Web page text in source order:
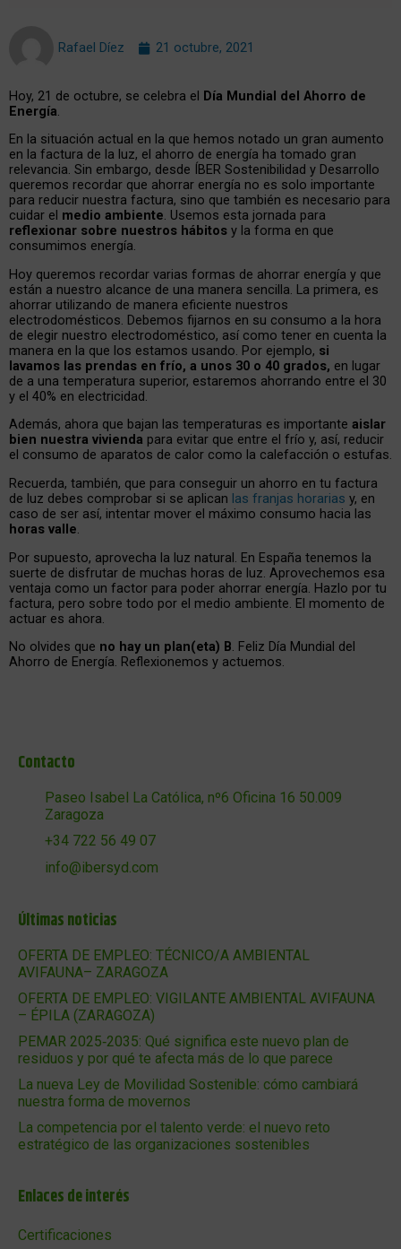
Rafael Díez 21 octubre, 2021
Hoy, 21 de octubre, se celebra el Día Mundial del Ahorro de
Energía.
En la situación actual en la que hemos notado un gran aumento
en la factura de la luz, el ahorro de energía ha tomado gran
relevancia. Sin embargo, desde ÍBER Sostenibilidad y Desarrollo
queremos recordar que ahorrar energía no es solo importante
para reducir nuestra factura, sino que también es necesario para
cuidar el medio ambiente. Usemos esta jornada para
reflexionar sobre nuestros hábitos y la forma en que
consumimos energía.
Hoy queremos recordar varias formas de ahorrar energía y que
están a nuestro alcance de una manera sencilla. La primera, es
ahorrar utilizando de manera eficiente nuestros
electrodomésticos. Debemos fijarnos en su consumo a la hora
de elegir nuestro electrodoméstico, así como tener en cuenta la
manera en la que los estamos usando. Por ejemplo, si
lavamos las prendas en frío, a unos 30 o 40 grados, en lugar
de a una temperatura superior, estaremos ahorrando entre el 30
y el 40% en electricidad.
Además, ahora que bajan las temperaturas es importante aislar
bien nuestra vivienda para evitar que entre el frío y, así, reducir
el consumo de aparatos de calor como la calefacción o estufas.
Recuerda, también, que para conseguir un ahorro en tu factura
de luz debes comprobar si se aplican las franjas horarias y, en
caso de ser así, intentar mover el máximo consumo hacia las
horas valle.
Por supuesto, aprovecha la luz natural. En España tenemos la
suerte de disfrutar de muchas horas de luz. Aprovechemos esa
ventaja como un factor para poder ahorrar energía. Hazlo por tu
factura, pero sobre todo por el medio ambiente. El momento de
actuar es ahora.
No olvides que no hay un plan(eta) B. Feliz Día Mundial del
Ahorro de Energía. Reflexionemos y actuemos.
Contacto
Paseo Isabel La Católica, nº6 Oficina 16 50.009
Zaragoza
+34 722 56 49 07
info@ibersyd.com
Últimas noticias
OFERTA DE EMPLEO: TÉCNICO/A AMBIENTAL
AVIFAUNA– ZARAGOZA
OFERTA DE EMPLEO: VIGILANTE AMBIENTAL AVIFAUNA
– ÉPILA (ZARAGOZA)
PEMAR 2025‑2035: Qué significa este nuevo plan de
residuos y por qué te afecta más de lo que parece
La nueva Ley de Movilidad Sostenible: cómo cambiará
nuestra forma de movernos
La competencia por el talento verde: el nuevo reto
estratégico de las organizaciones sostenibles
Enlaces de interés
Certificaciones